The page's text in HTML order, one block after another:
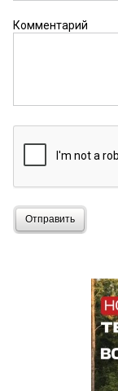
Комментарий
Отправить